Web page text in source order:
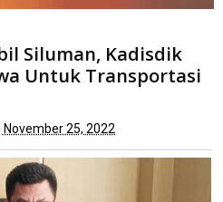
Kadisdik Bintan: Bus Kita Sewa
Siluman, Kadisdik
Untuk Transportasi
25, 2022